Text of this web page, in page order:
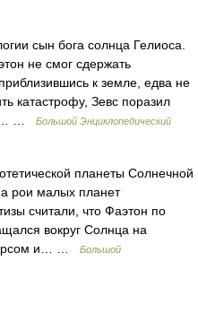
сын бога солнца Гелиоса.
не смог сдержать
к земле, едва не
катастрофу, Зевс поразил
…
Большой Энциклопедический
планеты Солнечной
рои малых планет
считали, что Фаэтон по
вокруг Солнца на
и… …
Большой